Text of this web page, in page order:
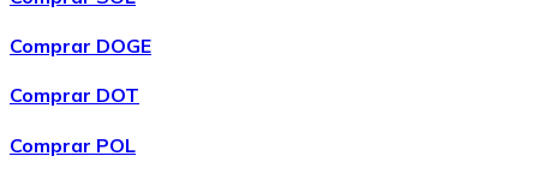
Comprar DOGE
Comprar DOT
Comprar POL